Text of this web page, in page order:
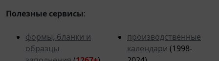
Полезные сервисы:
формы, бланки и
образцы
производственные
календари (1998-